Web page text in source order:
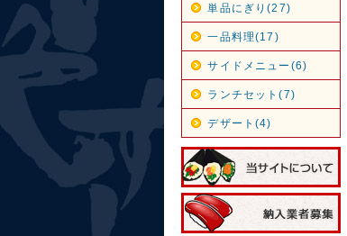
単品にぎり(27)
一品料理(17)
サイドメニュー(6)
ランチセット(7)
デザート(4)